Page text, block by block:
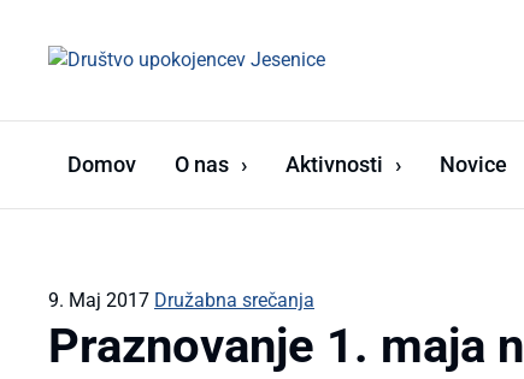
Domov O nas Aktivnosti Novice
9. Maj 2017 Družabna srečanja
Praznovanje 1. maja